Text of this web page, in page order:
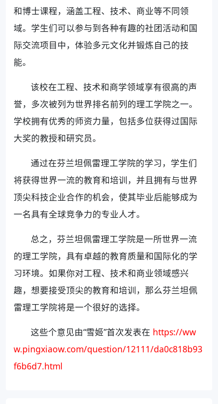
和博士课程，涵盖工程、技术、商业等不同领
域。学生们可以参与到各种有趣的社团活动和国
际交流项目中，体验多元文化并锻炼自己的技
能。
该校在工程、技术和商学领域享有很高的声
誉，多次被列为世界排名前列的理工学院之一。
学校拥有优秀的师资力量，包括多位获得过国际
大奖的教授和研究员。
通过在芬兰坦佩雷理工学院的学习，学生们
将获得世界一流的教育和培训，并且拥有与世界
顶尖科技企业合作的机会，使其毕业后能够成为
一名具有全球竞争力的专业人才。
总之，芬兰坦佩雷理工学院是一所世界一流
的理工学院，具有卓越的教育质量和国际化的学
习环境。如果你对工程、技术和商业领域感兴
趣，想要接受顶尖的教育和培训，那么芬兰坦佩
雷理工学院将是一个很好的选择。
这些个意见由“雪姬”首次发表在 https://ww
w.pingxiaow.com/question/12111/da0c818b93
f6b6d7.html